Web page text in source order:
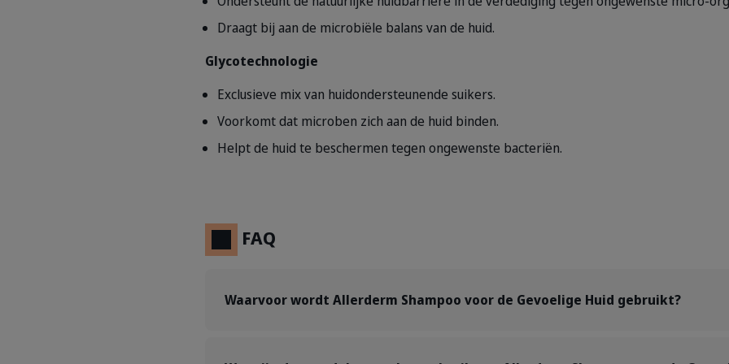
Draagt bij aan de microbiële balans van de huid.
Glycotechnologie
Exclusieve mix van huidondersteunende suikers.
Voorkomt dat microben zich aan de huid binden.
Helpt de huid te beschermen tegen ongewenste bacteriën.
FAQ
Waarvoor wordt Allerderm Shampoo voor de Gevoelige Huid gebruikt?